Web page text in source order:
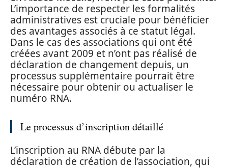
L’importance de respecter les formalités
administratives est cruciale pour bénéficier
des avantages associés à ce statut légal.
Dans le cas des associations qui ont été
créées avant 2009 et n’ont pas réalisé de
déclaration de changement depuis, un
processus supplémentaire pourrait être
nécessaire pour obtenir ou actualiser le
numéro RNA.
Le processus d’inscription détaillé
L’inscription au RNA débute par la
déclaration de création de l’association, qui